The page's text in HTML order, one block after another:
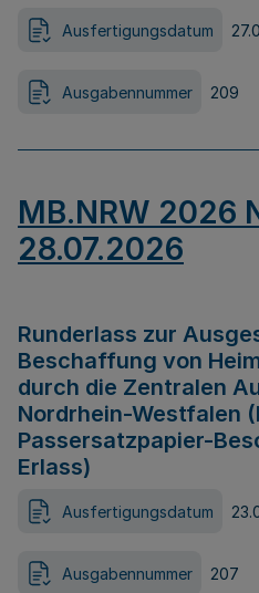
Ausfertigungsdatum
Ausgabennummer 209
MB.NRW 2026
28.07.2026
Runderlass zur
Beschaffung von
durch die Zentralen
Nordrhein-Westfalen
Passersatzpapier-
Erlass)
Ausfertigungsdatum
Ausgabennummer 207